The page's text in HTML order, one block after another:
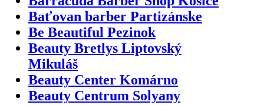
Baťovan barber Partizánske
Be Beautiful Pezinok
Beauty Bretlys Liptovský
Mikuláš
Beauty Center Komárno
Beauty Centrum Solyany